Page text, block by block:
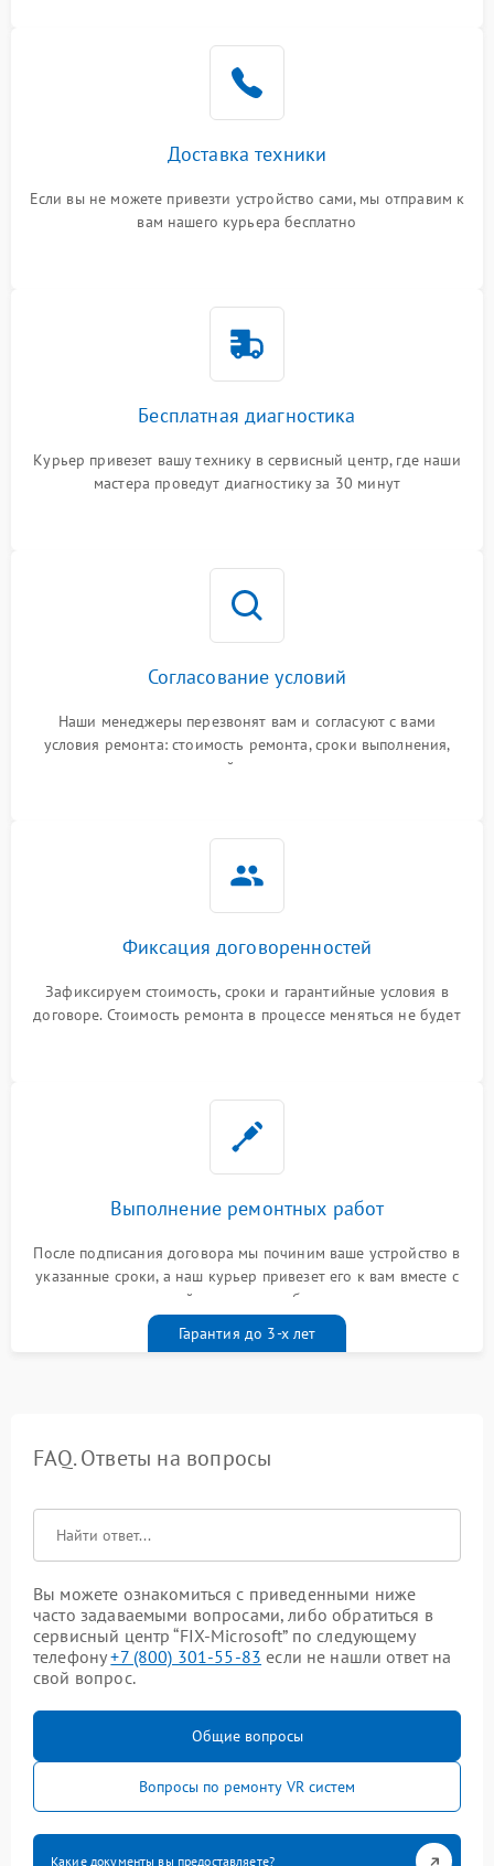
Доставка техники
Если вы не можете привезти устройство сами, мы отправим к
вам нашего курьера бесплатно
Бесплатная диагностика
Курьер привезет вашу технику в сервисный центр, где наши
мастера проведут диагностику за 30 минут
Согласование условий
Наши менеджеры перезвонят вам и согласуют с вами
условия ремонта: стоимость ремонта, сроки выполнения,
гарантийные условия
Фиксация договоренностей
Зафиксируем стоимость, сроки и гарантийные условия в
договоре. Стоимость ремонта в процессе меняться не будет
Выполнение ремонтных работ
После подписания договора мы починим ваше устройство в
указанные сроки, а наш курьер привезет его к вам вместе с
гарантийным талоном бесплатно
Гарантия до 3-х лет
FAQ. Ответы на вопросы
Вы можете ознакомиться с приведенными ниже
часто задаваемыми вопросами, либо обратиться в
сервисный центр “FIX-Microsoft” по следующему
телефону+7 (800) 301-55-83 если не нашли ответ на
свой вопрос.
Общие вопросы
Вопросы по ремонту VR систем
Какие документы вы предоставляете?